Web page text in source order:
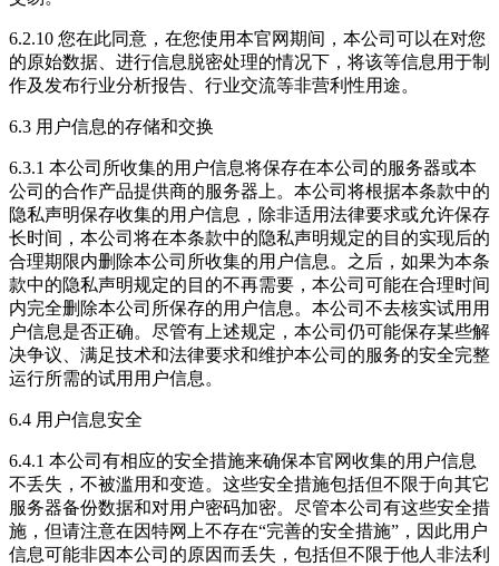
6.2.10 您在此同意，在您使用本官网期间，本公司可以在对您
的原始数据、进行信息脱密处理的情况下，将该等信息用于制
作及发布行业分析报告、行业交流等非营利性用途。
6.3 用户信息的存储和交换
6.3.1 本公司所收集的用户信息将保存在本公司的服务器或本
公司的合作产品提供商的服务器上。本公司将根据本条款中的
隐私声明保存收集的用户信息，除非适用法律要求或允许保存
长时间，本公司将在本条款中的隐私声明规定的目的实现后的
合理期限内删除本公司所收集的用户信息。之后，如果为本条
款中的隐私声明规定的目的不再需要，本公司可能在合理时间
内完全删除本公司所保存的用户信息。本公司不去核实试用用
户信息是否正确。尽管有上述规定，本公司仍可能保存某些解
决争议、满足技术和法律要求和维护本公司的服务的安全完整
运行所需的试用用户信息。
6.4 用户信息安全
6.4.1 本公司有相应的安全措施来确保本官网收集的用户信息
不丢失，不被滥用和变造。这些安全措施包括但不限于向其它
服务器备份数据和对用户密码加密。尽管本公司有这些安全措
施，但请注意在因特网上不存在“完善的安全措施”，因此用户
信息可能非因本公司的原因而丢失，包括但不限于他人非法利